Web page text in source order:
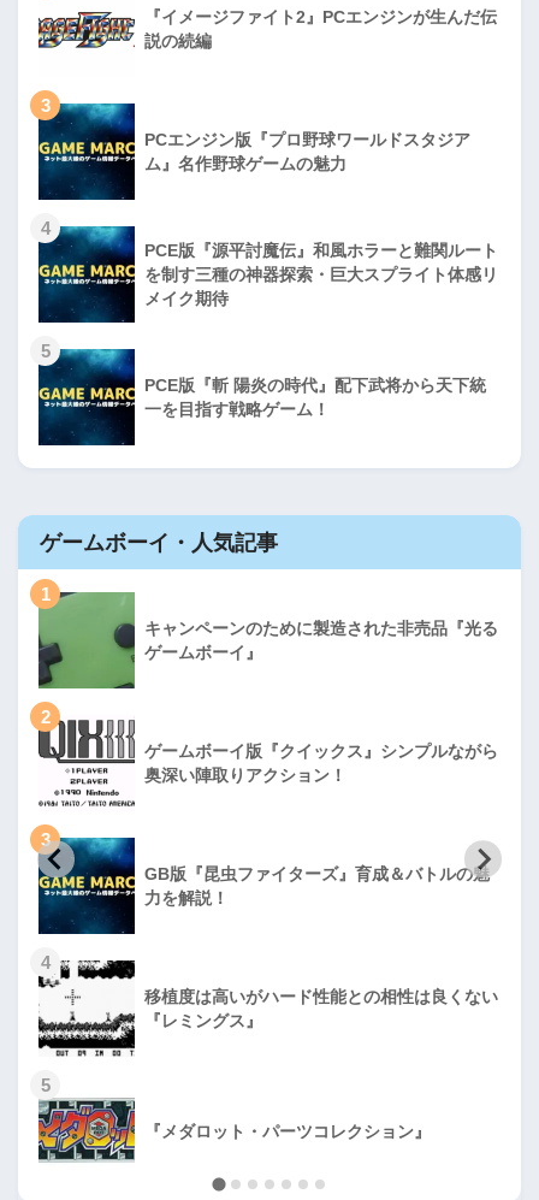
『イメージファイト2』PCエンジンが生んだ伝
説の続編
3
PCエンジン版『プロ野球ワールドスタジア
ム』名作野球ゲームの魅力
4
PCE版『源平討魔伝』和風ホラーと難関ルート
を制す三種の神器探索・巨大スプライト体感リ
メイク期待
5
PCE版『斬 陽炎の時代』配下武将から天下統
一を目指す戦略ゲーム！
ゲームボーイ・人気記事
1
キャンペーンのために製造された非売品『光る
ゲームボーイ』
2
ゲームボーイ版『クイックス』シンプルながら
奥深い陣取りアクション！
3
GB版『昆虫ファイターズ』育成＆バトルの魅
力を解説！
4
移植度は高いがハード性能との相性は良くない
『レミングス』
5
『メダロット・パーツコレクション』